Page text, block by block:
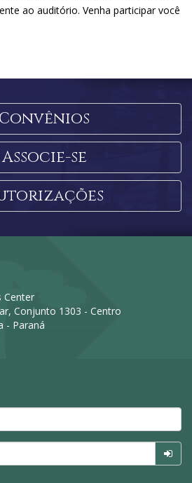
ao auditório. Venha participar você
se
Center
Conjunto 1303 - Centro
- Paraná